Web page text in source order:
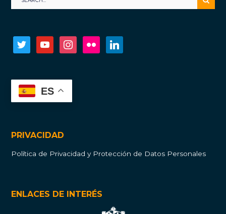
twitter youtube instagramflickr
ES
PRIVACIDAD
Política de Privacidad y Protección de Datos Personales
ENLACES DE INTERÉS